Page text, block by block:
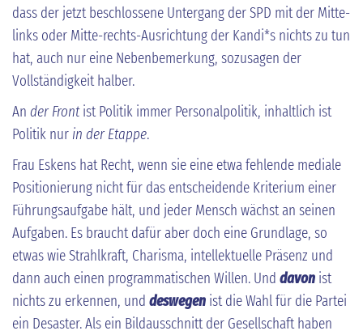
dass der jetzt beschlossene Untergang der SPD mit der Mitte-
links oder Mitte-rechts-Ausrichtung der Kandi*s nichts zu tun
hat, auch nur eine Nebenbemerkung, sozusagen der
Vollständigkeit halber.
An der Frontist Politik immer Personalpolitik, inhaltlich ist
Politik nur in der Etappe.
Frau Eskens hat Recht, wenn sie eine etwa fehlende mediale
Positionierung nicht für das entscheidende Kriterium einer
Führungsaufgabe hält, und jeder Mensch wächst an seinen
Aufgaben. Es braucht dafür aber doch eine Grundlage, so
etwas wie Strahlkraft, Charisma, intellektuelle Präsenz und
dann auch einen programmatischen Willen. Und davon ist
nichts zu erkennen, und deswegen ist die Wahl für die Partei
ein Desaster. Als ein Bildausschnitt der Gesellschaft haben